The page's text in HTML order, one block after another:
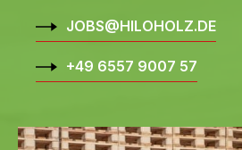
JOBS@HILOHOLZ.DE
+49 6557 9007 57